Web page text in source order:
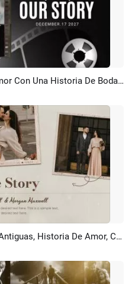
Crear IA Collage De Recuerdos De Amor Con Una Historia De Boda, Una Línea De Tiempo, Una Película Romántica, Una Propuesta De Matrimonio Y Una Presentación De Diapositivas
Crear IA Collage De Fotos De Bodas Antiguas, Historia De Amor, Cronología, Recuerdos, Presentación De Diapositivas